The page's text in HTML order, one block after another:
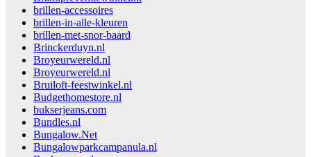
brillen-accessoires
brillen-in-alle-kleuren
brillen-met-snor-baard
Brinckerduyn.nl
Broyeurwereld.nl
Broyeurwereld.nl
Bruiloft-feestwinkel.nl
Budgethomestore.nl
bukserjeans.com
Bundles.nl
Bungalow.Net
Bungalowparkcampanula.nl